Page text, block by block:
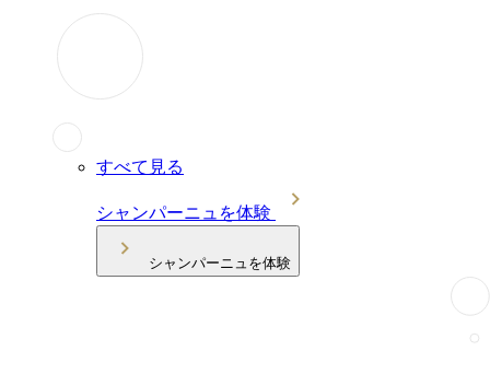
すべて見る
シャンパーニュを体験
シャンパーニュを体験